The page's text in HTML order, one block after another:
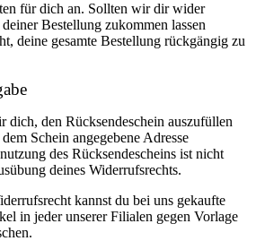
für dich an. Sollten wir dir wider
Bestellung zukommen lassen
deine gesamte Bestellung rückgängig zu
dich, den Rücksendeschein auszufüllen
Schein angegebene Adresse
des Rücksendescheins ist nicht
deines Widerrufsrechts.
kannst du bei uns gekaufte
in jeder unserer Filialen gegen Vorlage